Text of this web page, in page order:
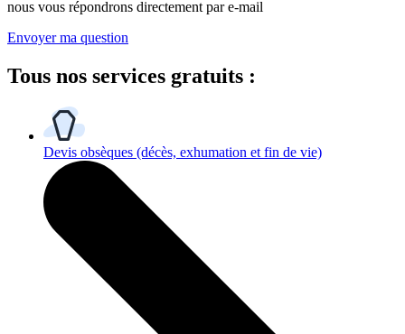
nous vous répondrons directement par e-mail
Envoyer ma question
Tous nos services gratuits :
Devis obsèques (décès, exhumation et fin de vie)